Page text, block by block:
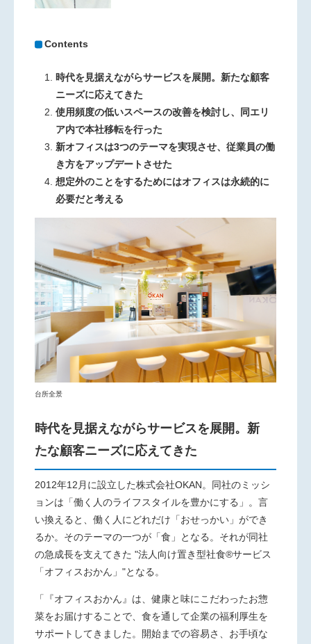
Contents
時代を見据えながらサービスを展開。新たな顧客
ニーズに応えてきた
使用頻度の低いスペースの改善を検討し、同エリ
ア内で本社移転を行った
新オフィスは3つのテーマを実現させ、従業員の働
き方をアップデートさせた
想定外のことをするためにはオフィスは永続的に
必要だと考える
台所全景
時代を見据えながらサービスを展開。新
たな顧客ニーズに応えてきた
2012年12 月に設立した株式会社OKAN。同社のミッシ
ョンは「働く人のライフスタイルを豊かにする」。言
い換えると、働く人にどれだけ「おせっかい」ができ
るか。そのテーマの一つが「食」となる。それが同社
の急成長を支えてきた "法人向け置き型社食®サービス
「オフィスおかん」 "となる。
「『オフィスおかん』は、健康と味にこだわったお惣
菜をお届けすることで、食を通して企業の福利厚生を
サポートしてきました。開始までの容易さ、お手頃な